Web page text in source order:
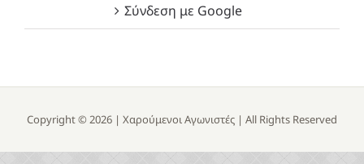
Σύνδεση με Google
Copyright © 2026 | Χαρούμενοι Αγωνιστές | All Rights Reserved